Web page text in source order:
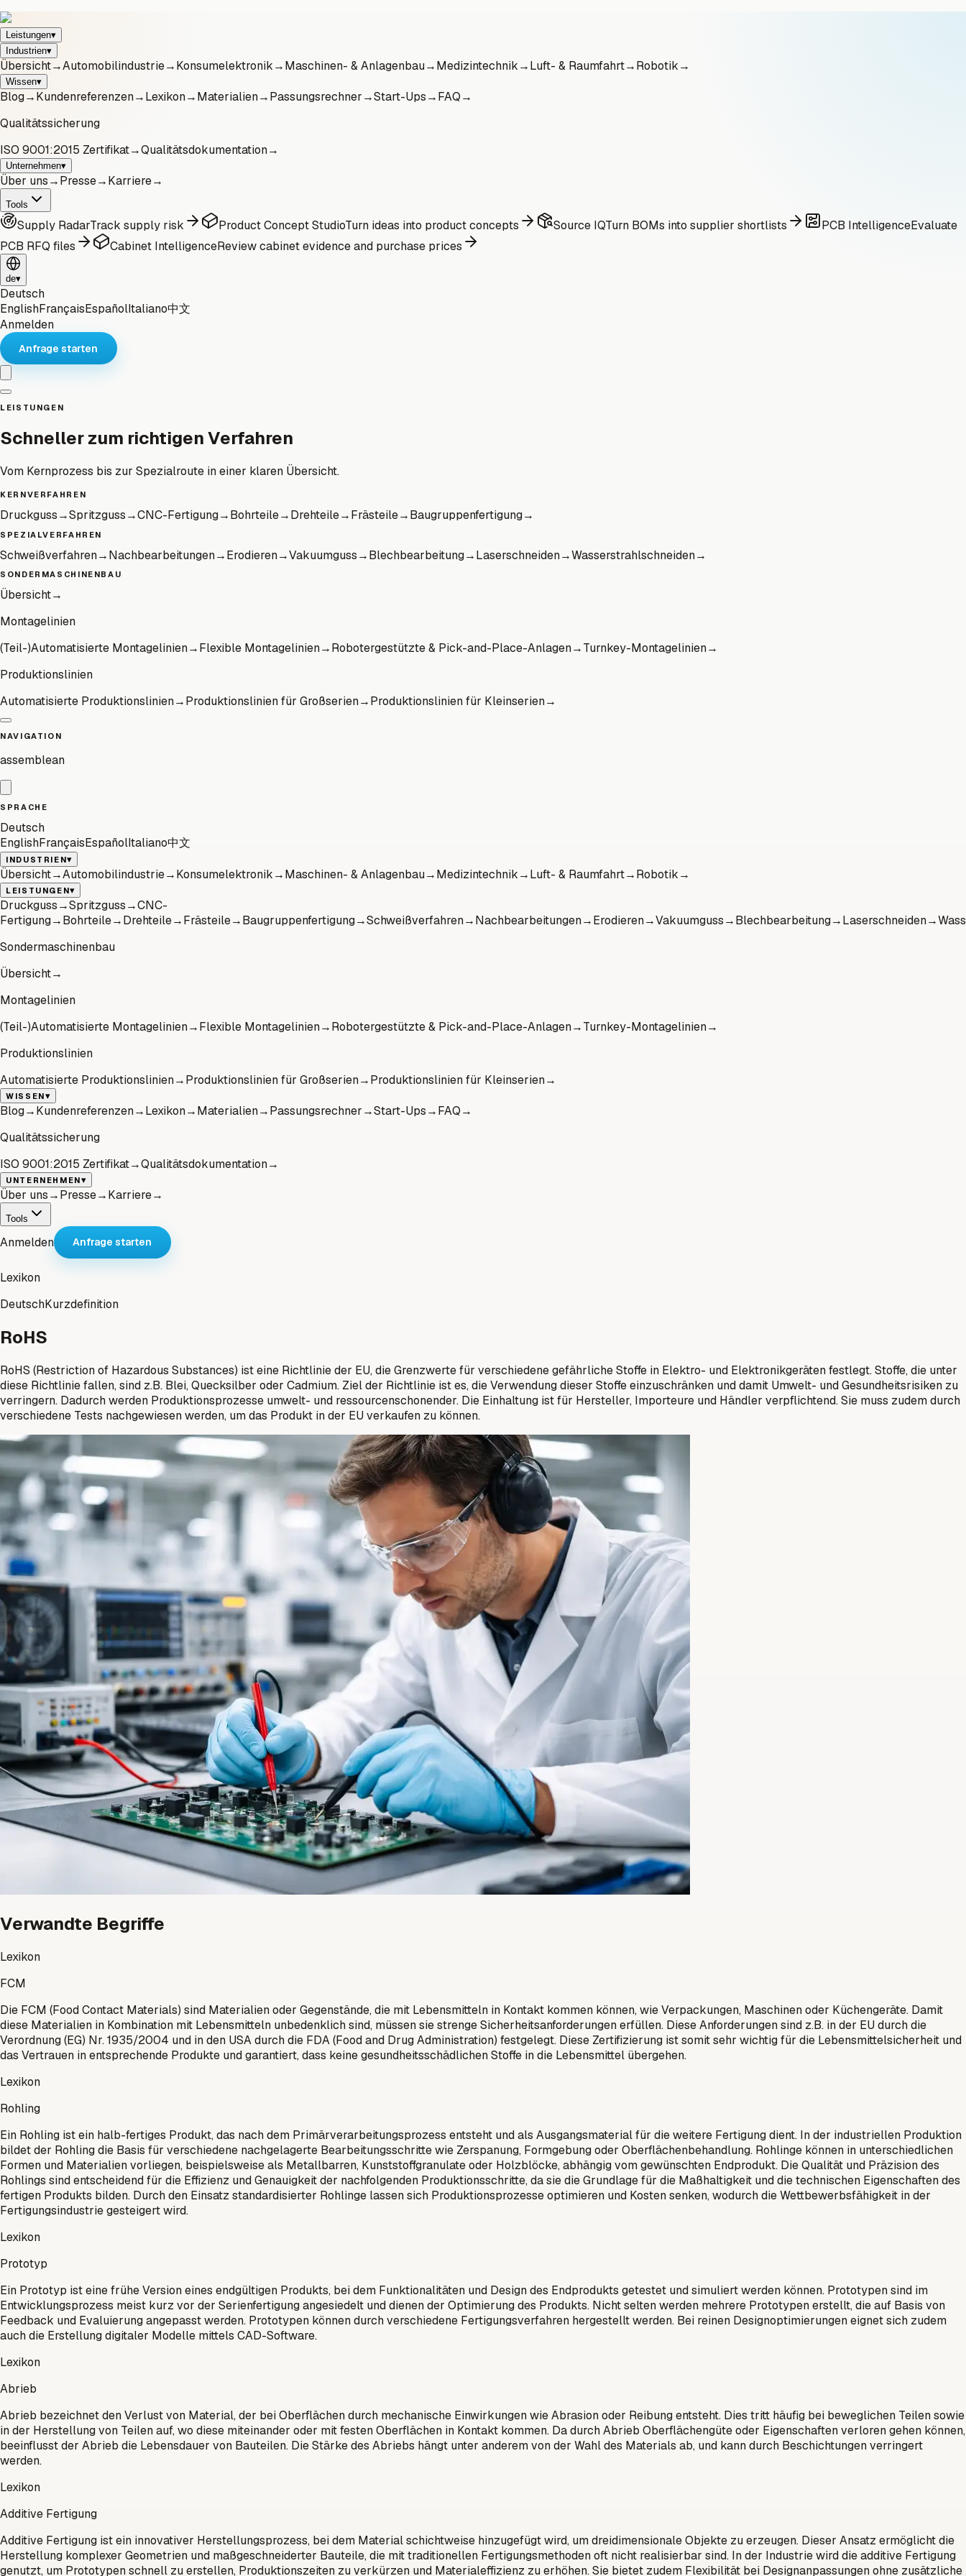
Leistungen▾
Industrien▾
Übersicht→Automobilindustrie→Konsumelektronik→Maschinen- & Anlagenbau→Medizintechnik→Luft- & Raumfahrt→Robotik→
Wissen▾
Blog→Kundenreferenzen→Lexikon→Materialien→Passungsrechner→Start-Ups→FAQ→
Qualitätssicherung
ISO 9001:2015 Zertifikat→Qualitätsdokumentation→
Unternehmen▾
Über uns→Presse→Karriere→
Tools
Supply RadarTrack supply risk Product Concept StudioTurn ideas into product concepts Source IQTurn BOMs into supplier shortlists PCB IntelligenceEvaluate
PCB RFQ files
Cabinet IntelligenceReview cabinet evidence and purchase prices
de▾
Deutsch
EnglishFrançaisEspañolItaliano中文
Anmelden
Anfrage starten
LEISTUNGEN
Schneller zum richtigen Verfahren
Vom Kernprozess bis zur Spezialroute in einer klaren Übersicht.
KERNVERFAHREN
Druckguss→Spritzguss→CNC-Fertigung→Bohrteile→Drehteile→Frästeile→Baugruppenfertigung→
SPEZIALVERFAHREN
Schweißverfahren→Nachbearbeitungen→Erodieren→Vakuumguss→Blechbearbeitung→Laserschneiden→Wasserstrahlschneiden→
SONDERMASCHINENBAU
Übersicht→
Montagelinien
(Teil-)Automatisierte Montagelinien→Flexible Montagelinien→Robotergestützte & Pick-and-Place-Anlagen→Turnkey-Montagelinien→
Produktionslinien
Automatisierte Produktionslinien→Produktionslinien für Großserien→Produktionslinien für Kleinserien→
NAVIGATION
assemblean
SPRACHE
Deutsch
EnglishFrançaisEspañolItaliano中文
INDUSTRIEN▾
Übersicht→Automobilindustrie→Konsumelektronik→Maschinen- & Anlagenbau→Medizintechnik→Luft- & Raumfahrt→Robotik→
LEISTUNGEN▾
Druckguss→Spritzguss→CNC-
Fertigung→Bohrteile→Drehteile→Frästeile→Baugruppenfertigung→Schweißverfahren→Nachbearbeitungen→Erodieren→Vakuumguss→Blechbearbeitung→Laserschneiden→
Sondermaschinenbau
Übersicht→
Montagelinien
(Teil-)Automatisierte Montagelinien→Flexible Montagelinien→Robotergestützte & Pick-and-Place-Anlagen→Turnkey-Montagelinien→
Produktionslinien
Automatisierte Produktionslinien→Produktionslinien für Großserien→Produktionslinien für Kleinserien→
WISSEN▾
Blog→Kundenreferenzen→Lexikon→Materialien→Passungsrechner→Start-Ups→FAQ→
Qualitätssicherung
ISO 9001:2015 Zertifikat→Qualitätsdokumentation→
UNTERNEHMEN▾
Über uns→Presse→Karriere→
Tools
Anmelden Anfrage starten
Lexikon
DeutschKurzdefinition
RoHS
RoHS (Restriction of Hazardous Substances) ist eine Richtlinie der EU, die Grenzwerte für verschiedene gefährliche Stoffe in Elektro- und Elektronikgeräten festlegt. Stoffe, die unter
diese Richtlinie fallen, sind z.B. Blei, Quecksilber oder Cadmium. Ziel der Richtlinie ist es, die Verwendung dieser Stoffe einzuschränken und damit Umwelt- und Gesundheitsrisiken zu
verringern. Dadurch werden Produktionsprozesse umwelt- und ressourcenschonender. Die Einhaltung ist für Hersteller, Importeure und Händler verpflichtend. Sie muss zudem durch
verschiedene Tests nachgewiesen werden, um das Produkt in der EU verkaufen zu können.
Verwandte Begriffe
Lexikon
FCM
Die FCM (Food Contact Materials) sind Materialien oder Gegenstände, die mit Lebensmitteln in Kontakt kommen können, wie Verpackungen, Maschinen oder Küchengeräte. Damit
diese Materialien in Kombination mit Lebensmitteln unbedenklich sind, müssen sie strenge Sicherheitsanforderungen erfüllen. Diese Anforderungen sind z.B. in der EU durch die
Verordnung (EG) Nr. 1935/2004 und in den USA durch die FDA (Food and Drug Administration) festgelegt. Diese Zertifizierung ist somit sehr wichtig für die Lebensmittelsicherheit und
das Vertrauen in entsprechende Produkte und garantiert, dass keine gesundheitsschädlichen Stoffe in die Lebensmittel übergehen.
Lexikon
Rohling
Ein Rohling ist ein halb-fertiges Produkt, das nach dem Primärverarbeitungsprozess entsteht und als Ausgangsmaterial für die weitere Fertigung dient. In der industriellen Produktion
bildet der Rohling die Basis für verschiedene nachgelagerte Bearbeitungsschritte wie Zerspanung, Formgebung oder Oberflächenbehandlung. Rohlinge können in unterschiedlichen
Formen und Materialien vorliegen, beispielsweise als Metallbarren, Kunststoffgranulate oder Holzblöcke, abhängig vom gewünschten Endprodukt. Die Qualität und Präzision des
Rohlings sind entscheidend für die Effizienz und Genauigkeit der nachfolgenden Produktionsschritte, da sie die Grundlage für die Maßhaltigkeit und die technischen Eigenschaften des
fertigen Produkts bilden. Durch den Einsatz standardisierter Rohlinge lassen sich Produktionsprozesse optimieren und Kosten senken, wodurch die Wettbewerbsfähigkeit in der
Fertigungsindustrie gesteigert wird.
Lexikon
Prototyp
Ein Prototyp ist eine frühe Version eines endgültigen Produkts, bei dem Funktionalitäten und Design des Endprodukts getestet und simuliert werden können. Prototypen sind im
Entwicklungsprozess meist kurz vor der Serienfertigung angesiedelt und dienen der Optimierung des Produkts. Nicht selten werden mehrere Prototypen erstellt, die auf Basis von
Feedback und Evaluierung angepasst werden. Prototypen können durch verschiedene Fertigungsverfahren hergestellt werden. Bei reinen Designoptimierungen eignet sich zudem
auch die Erstellung digitaler Modelle mittels CAD-Software.
Lexikon
Abrieb
Abrieb bezeichnet den Verlust von Material, der bei Oberflächen durch mechanische Einwirkungen wie Abrasion oder Reibung entsteht. Dies tritt häufig bei beweglichen Teilen sowie
in der Herstellung von Teilen auf, wo diese miteinander oder mit festen Oberflächen in Kontakt kommen. Da durch Abrieb Oberflächengüte oder Eigenschaften verloren gehen können,
beeinflusst der Abrieb die Lebensdauer von Bauteilen. Die Stärke des Abriebs hängt unter anderem von der Wahl des Materials ab, und kann durch Beschichtungen verringert
werden.
Lexikon
Additive Fertigung
Additive Fertigung ist ein innovativer Herstellungsprozess, bei dem Material schichtweise hinzugefügt wird, um dreidimensionale Objekte zu erzeugen. Dieser Ansatz ermöglicht die
Herstellung komplexer Geometrien und maßgeschneiderter Bauteile, die mit traditionellen Fertigungsmethoden oft nicht realisierbar sind. In der Industrie wird die additive Fertigung
genutzt, um Prototypen schnell zu erstellen, Produktionszeiten zu verkürzen und Materialeffizienz zu erhöhen. Sie bietet zudem Flexibilität bei Designanpassungen ohne zusätzliche